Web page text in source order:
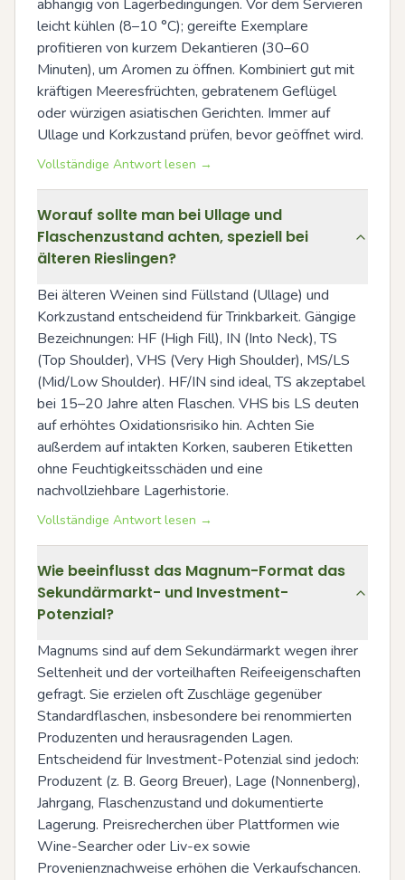
abhängig von Lagerbedingungen. Vor dem Servieren
leicht kühlen (8–10 °C); gereifte Exemplare
profitieren von kurzem Dekantieren (30–60
Minuten), um Aromen zu öffnen. Kombiniert gut mit
kräftigen Meeresfrüchten, gebratenem Geflügel
oder würzigen asiatischen Gerichten. Immer auf
Ullage und Korkzustand prüfen, bevor geöffnet wird.
Vollständige Antwort lesen →
Worauf sollte man bei Ullage und
Flaschenzustand achten, speziell bei
älteren Rieslingen?
Bei älteren Weinen sind Füllstand (Ullage) und
Korkzustand entscheidend für Trinkbarkeit. Gängige
Bezeichnungen: HF (High Fill), IN (Into Neck), TS
(Top Shoulder), VHS (Very High Shoulder), MS/LS
(Mid/Low Shoulder). HF/IN sind ideal, TS akzeptabel
bei 15–20 Jahre alten Flaschen. VHS bis LS deuten
auf erhöhtes Oxidationsrisiko hin. Achten Sie
außerdem auf intakten Korken, sauberen Etiketten
ohne Feuchtigkeitsschäden und eine
nachvollziehbare Lagerhistorie.
Vollständige Antwort lesen →
Wie beeinflusst das Magnum-Format das
Sekundärmarkt- und Investment-
Potenzial?
Magnums sind auf dem Sekundärmarkt wegen ihrer
Seltenheit und der vorteilhaften Reifeeigenschaften
gefragt. Sie erzielen oft Zuschläge gegenüber
Standardflaschen, insbesondere bei renommierten
Produzenten und herausragenden Lagen.
Entscheidend für Investment-Potenzial sind jedoch:
Produzent (z. B. Georg Breuer), Lage (Nonnenberg),
Jahrgang, Flaschenzustand und dokumentierte
Lagerung. Preisrecherchen über Plattformen wie
Wine-Searcher oder Liv-ex sowie
Provenienznachweise erhöhen die Verkaufschancen.